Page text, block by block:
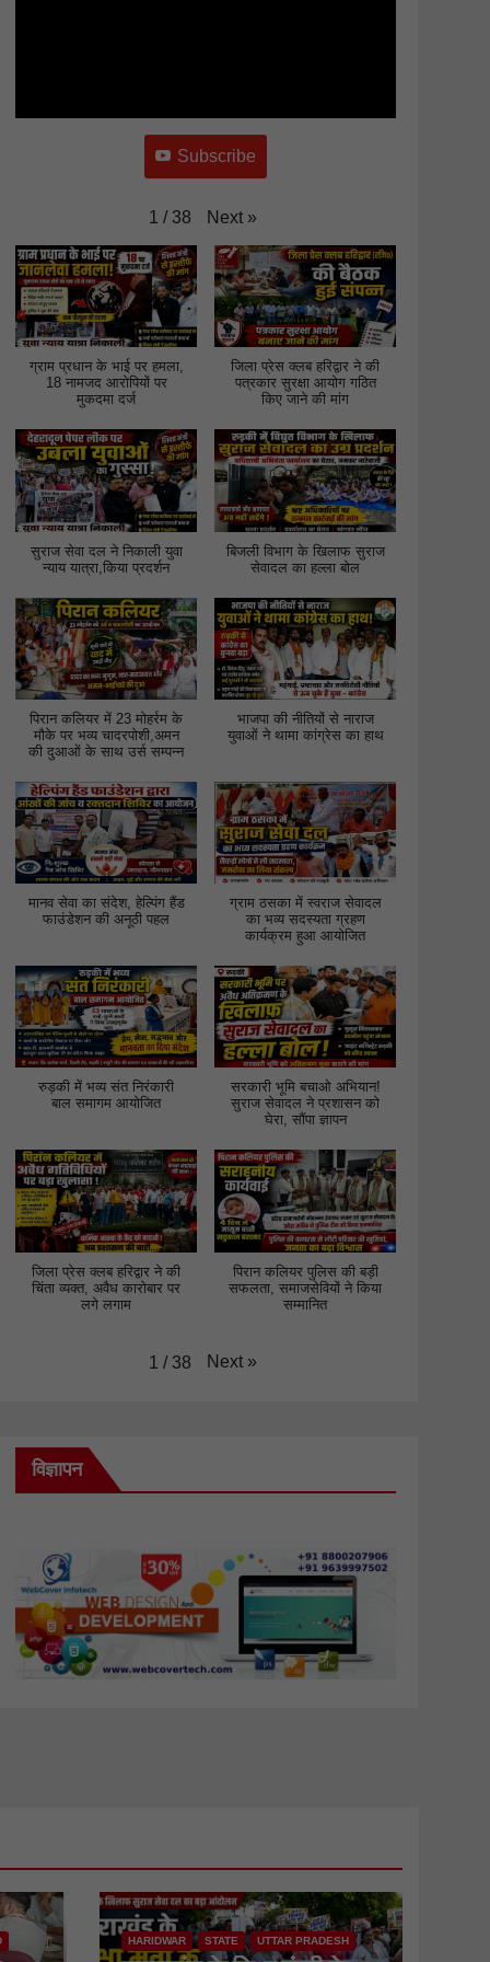
Subscribe
1 / 38 Next »
ग्राम प्रधान के भाई पर हमला,
18 नामजद आरोपियों पर
मुकदमा दर्ज
जिला प्रेस क्लब हरिद्वार ने की
पत्रकार सुरक्षा आयोग गठित
किए जाने की मांग
सुराज सेवा दल ने निकाली युवा
न्याय यात्रा,किया प्रदर्शन
बिजली विभाग के खिलाफ सुराज
सेवादल का हल्ला बोल
पिरान कलियर में 23 मोहर्रम के
मौके पर भव्य चादरपोशी,अमन
की दुआओं के साथ उर्स सम्पन्न
भाजपा की नीतियों से नाराज
युवाओं ने थामा कांग्रेस का हाथ
मानव सेवा का संदेश, हेल्पिंग हैंड
फाउंडेशन की अनूठी पहल
ग्राम ठसका में स्वराज सेवादल
का भव्य सदस्यता ग्रहण
कार्यक्रम हुआ आयोजित
रुड़की में भव्य संत निरंकारी
बाल समागम आयोजित
सरकारी भूमि बचाओ अभियान!
सुराज सेवादल ने प्रशासन को
घेरा, सौंपा ज्ञापन
जिला प्रेस क्लब हरिद्वार ने की
चिंता व्यक्त, अवैध कारोबार पर
लगे लगाम
पिरान कलियर पुलिस की बड़ी
सफलता, समाजसेवियों ने किया
सम्मानित
1 / 38 Next »
विज्ञापन
HARIDWAR STATE UTTAR PRADESH